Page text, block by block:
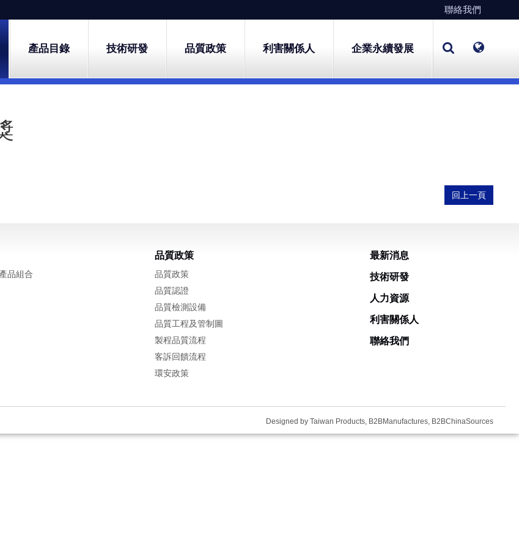
聯絡我們
產品目錄 技術研發 品質政策 利害關係人 企業永續發展
回上一頁
品組合
品質政策
品質政策
品質認證
品質檢測設備
品質工程及管制圖
製程品質流程
客訴回饋流程
環安政策
最新消息
技術研發
人力資源
利害關係人
聯絡我們
Taiwan Products B2BManufactures B2BChinaSources